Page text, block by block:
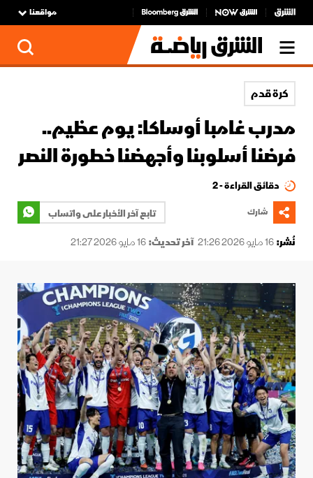
مواقعنا
كرة قدم
مدرب غامبا أوساكا: يوم عظيم..
فرضنا أسلوبنا وأجهضنا خطورة النصر
دقائق القراءة - 2
شارك
تابع آخر الأخبار على واتساب
نُشر:16 مايو 2026 21:26 آخر تحديث:16 مايو 2026 21:27